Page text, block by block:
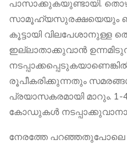
പാസാക്കുകയുണ്ടായി.
സാമൂഹ്യസുരക്ഷയെയും
കൂട്ടായി വിലപേശാനുള്ള
ഇല്ലാതാക്കുവാൻ
രൂപീകരിക്കുന്നതും
പ്രയാസകരമായി മാറും.
കോഡുകൾ
നേരത്തേ